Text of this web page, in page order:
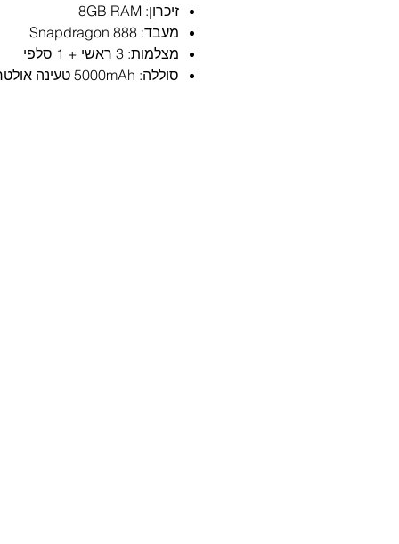
זיכרון: 8GB RAM
מעבד: Snapdragon 888
מצלמות: 3 ראשי + 1 סלפי
סוללה: 5000mAh טעינה אולטרה מהירה 120W